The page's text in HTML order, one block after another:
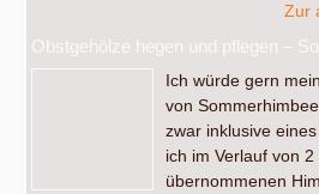
Zur
Obstgehölze hegen und pflegen –
Ich würde gern
von
zwar inklusive
ich im Verlauf von
übernommenen